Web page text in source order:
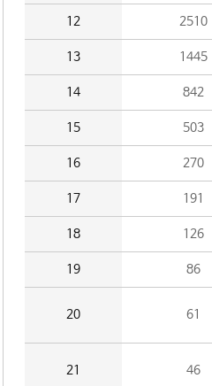
12 2510
13 1445
14 842
15 503
16 270
17 191
18 126
19 86
20 61
21 46